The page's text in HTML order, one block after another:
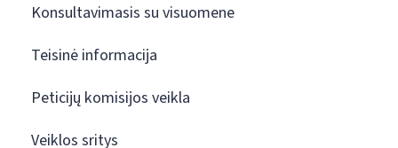
Konsultavimasis su visuomene
Teisinė informacija
Peticijų komisijos veikla
Veiklos sritys